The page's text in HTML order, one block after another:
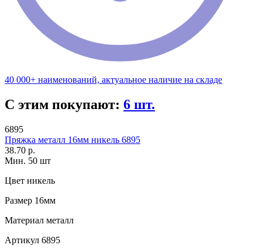
40 000+ наименований, актуальное наличие на складе
С этим покупают: 6 шт.
6895
Пряжка металл 16мм никель 6895
38.70 р.
Мин. 50 шт
Цвет никель
Размер 16мм
Материал металл
Артикул 6895